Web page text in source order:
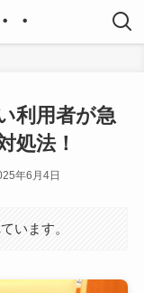
・
利用者が急
処法！
年6月4日
います。